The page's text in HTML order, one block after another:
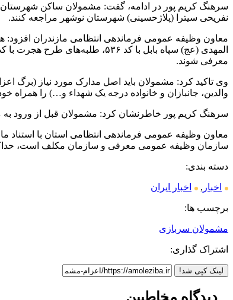
سرهنگ کریم پور در ادامه، گفت: مشمولان ساکن
نفریحی سیترا (پلاژحسینی) شهرستان نوشهر مراجعه کنند.
معاون وظیفه عمومی فرماندهی انتظامی مازندران
معرفی شوند.
وی تاکید کرد: مشمولان باید اصل مدارک مورد نیاز (برگ
والدین، جانبازان و خانواده درجه یک شهداء و…) را همراه
سرهنگ کریم پور خاطرنشان کرد: مشمولان قبل از ورود
سازمان وظیفه عمومی معرفی و سازمان مکلف است، حداکثر ظرف ۶ ماه تکلیف مشمولین وظیفه را تعیین نماید و آنها را به خدمت اعزام یا برابر مقررات از
دسته بندی:
اخبار , اخبار ایران
برچسب ها:
مشمولان سربازی
اشتراک گذاری:
لینک کپی شد!
دیدگاه مخاطبین